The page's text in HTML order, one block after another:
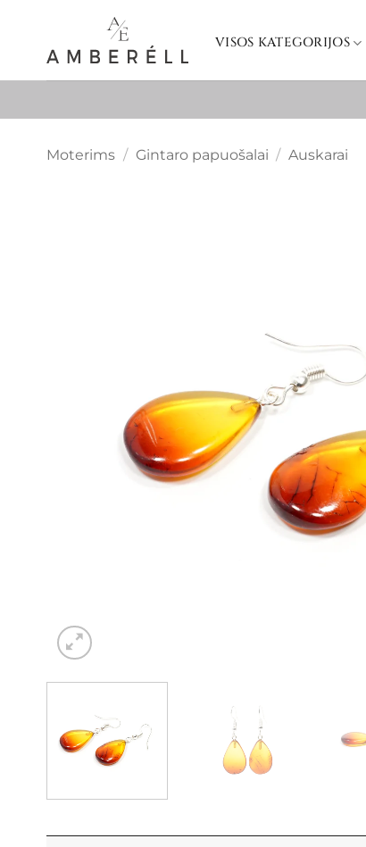
content
VISOS KATEGORIJOS
Moterims / Gintaro papuošalai / Auskarai